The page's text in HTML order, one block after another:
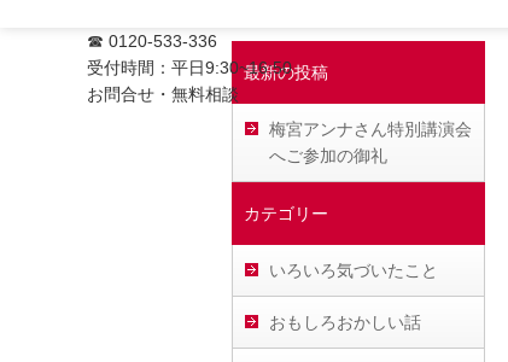
☎ 0120-533-336
受付時間：平日9:30~16:50
お問合せ・無料相談
最新の投稿
梅宮アンナさん特別講演会
へご参加の御礼
カテゴリー
いろいろ気づいたこと
おもしろおかしい話